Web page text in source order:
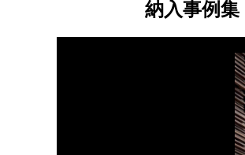
納入事例集